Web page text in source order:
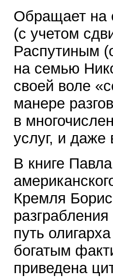
Обращает на
(с учетом
Распутиным
на семью
своей воле
манере
в
услуг, и
В книге
Кремля
путь
богатым
приведена